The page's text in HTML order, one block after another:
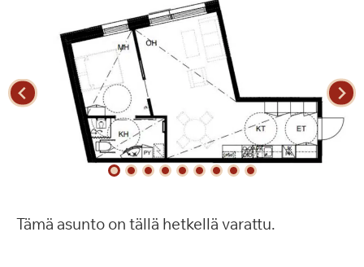
Tämä asunto on tällä hetkellä varattu.